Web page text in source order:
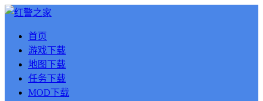
首页
游戏下载
地图下载
任务下载
MOD下载